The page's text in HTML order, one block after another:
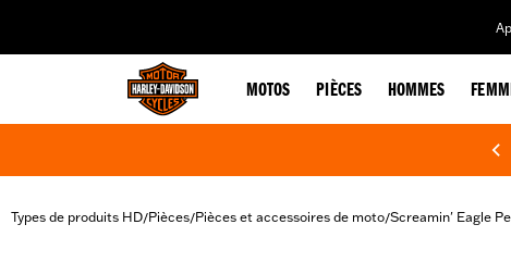
MOTOS PIÈCES HOMMES
Types de produits HD/Pièces/Pièces et accessoires de moto/Screamin' Eagle